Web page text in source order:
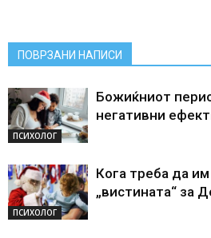
ПОВРЗАНИ НАПИСИ
ПСИХОЛОГ
Божиќниот
негативни
ПСИХОЛОГ
Кога треба да
„вистината“ за